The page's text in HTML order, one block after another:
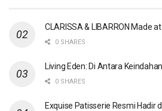
CLARISSA & LIBARRON Made
0 SHARES
Living Eden: Di Antara
0 SHARES
Exquise Patisserie Resmi Hadir